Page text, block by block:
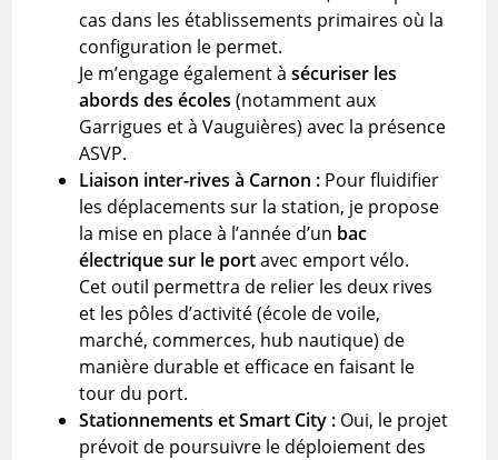
cas dans les établissements primaires où la
configuration le permet.
Je m’engage également àsécuriser les
abords des écoles (notamment aux
Garrigues et à Vauguières) avec la présence
ASVP.
Liaison inter-rives à Carnon : Pour fluidifier
les déplacements sur la station, je propose
la mise en place à l’année d’un bac
électrique sur le portavec emport vélo.
Cet outil permettra de relier les deux rives
et les pôles d’activité (école de voile,
marché, commerces, hub nautique) de
manière durable et efficace en faisant le
tour du port.
Stationnements et Smart City : Oui, le projet
prévoit de poursuivre le déploiement des